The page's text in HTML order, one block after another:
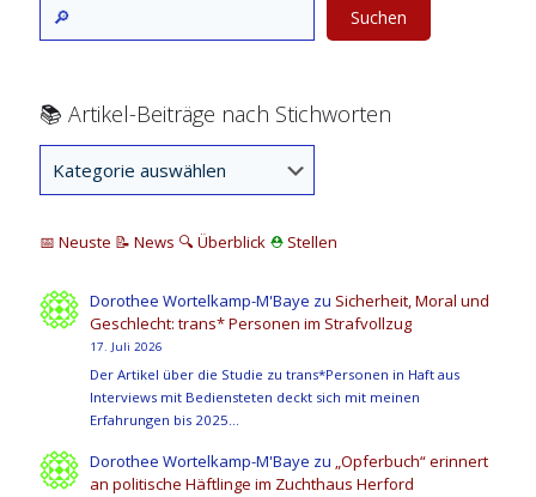
Suchen
📚 Artikel-Beiträge nach Stichworten
📅 Neuste 📝 News 🔍 Überblick ⛑ Stellen
Dorothee Wortelkamp-M'Baye zu Sicherheit, Moral und
Geschlecht: trans* Personen im Strafvollzug
17. Juli 2026
Der Artikel über die Studie zu trans*Personen in Haft aus
Interviews mit Bediensteten deckt sich mit meinen
Erfahrungen bis 2025…
Dorothee Wortelkamp-M'Baye zu „Opferbuch“ erinnert
an politische Häftlinge im Zuchthaus Herford